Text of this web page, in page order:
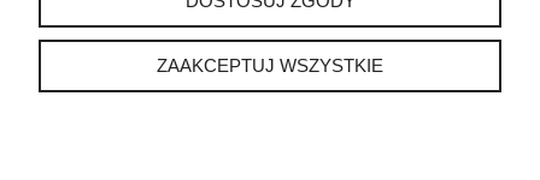
instagram
ZAAKCEPTUJ WSZYSTKIE